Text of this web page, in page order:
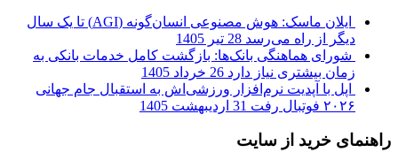
ایلان ماسک: هوش مصنوعی انسان‌گونه (AGI) تا یک سال
دیگر از راه می‌رسد 28 تیر 1405
شورای هماهنگی بانک‌ها: بازگشت کامل خدمات بانکی به
زمان بیشتری نیاز دارد 26 خرداد 1405
اپل با آپدیت نرم‌افزار ورزشی‌اش به استقبال جام جهانی
۲۰۲۶ فوتبال رفت
31 اردیبهشت 1405
راهنمای خرید از سایت